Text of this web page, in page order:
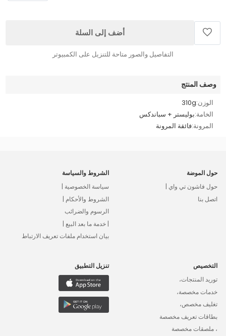
أضف إلى السلة
التفاصيل والصور متاحة للتنزيل على الكمبيوتر
وصف المنتج
الوزن:310g
الخامة:بوليستر + سباندكس
المرونة:فائقة المرونة
حول الموضة
حول فاشون تي واي |
اتصل بنا
الشروط والسياسة
سياسة الخصوصية |
الشروط والأحكام |
الرسوم والضرائب
| خدمة ما بعد البيع |
بيان استخدام ملفات تعريف الارتباط
التخصيص
توريد المنتجات،
خدمات مخصصة،
تغليف مخصص،
بطاقات تعريف مخصصة
، ملصقات مخصصة
تنزيل التطبيق